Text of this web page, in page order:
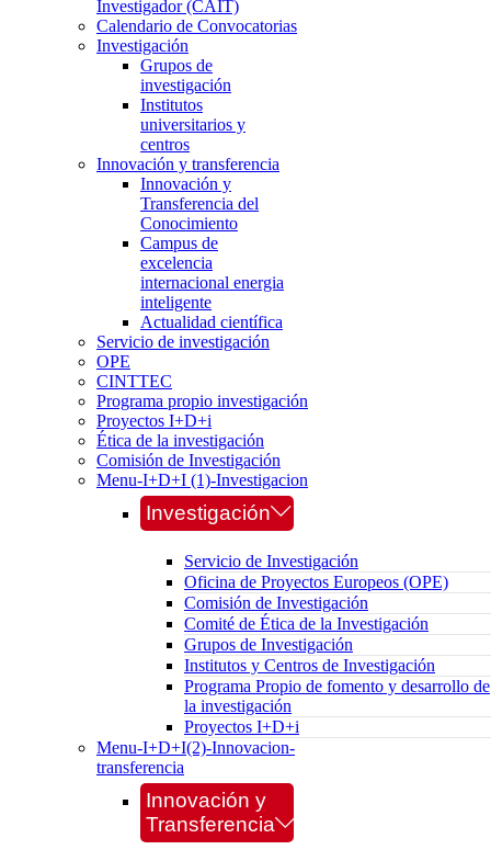
Investigador (CAIT)
Calendario de Convocatorias
Investigación
Grupos de
investigación
Institutos
universitarios y
centros
Innovación y transferencia
Innovación y
Transferencia del
Conocimiento
Campus de
excelencia
internacional energia
inteligente
Actualidad científica
Servicio de investigación
OPE
CINTTEC
Programa propio investigación
Proyectos I+D+i
Ética de la investigación
Comisión de Investigación
Menu-I+D+I (1)-Investigacion
Investigación
Servicio de Investigación
Oficina de Proyectos Europeos (OPE)
Comisión de Investigación
Comité de Ética de la Investigación
Grupos de Investigación
Institutos y Centros de Investigación
Programa Propio de fomento y desarrollo de
la investigación
Proyectos I+D+i
Menu-I+D+I(2)-Innovacion-
transferencia
Innovación y
Transferencia